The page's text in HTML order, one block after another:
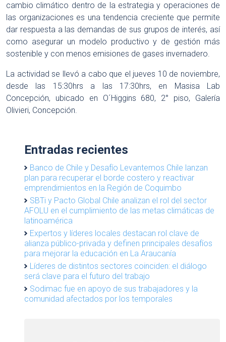
cambio climático dentro de la estrategia y operaciones de
las organizaciones es una tendencia creciente que permite
dar respuesta a las demandas de sus grupos de interés, así
como asegurar un modelo productivo y de gestión más
sostenible y con menos emisiones de gases invernadero.
La actividad se llevó a cabo que el jueves 10 de noviembre,
desde las 15:30hrs a las 17:30hrs, en Masisa Lab
Concepción, ubicado en O´Higgins 680, 2° piso, Galería
Olivieri, Concepción.
Entradas recientes
Banco de Chile y Desafío Levantemos Chile lanzan
plan para recuperar el borde costero y reactivar
emprendimientos en la Región de Coquimbo
SBTi y Pacto Global Chile analizan el rol del sector
AFOLU en el cumplimiento de las metas climáticas de
latinoamérica
Expertos y líderes locales destacan rol clave de
alianza público-privada y definen principales desafíos
para mejorar la educación en La Araucanía
Líderes de distintos sectores coinciden: el diálogo
será clave para el futuro del trabajo
Sodimac fue en apoyo de sus trabajadores y la
comunidad afectados por los temporales